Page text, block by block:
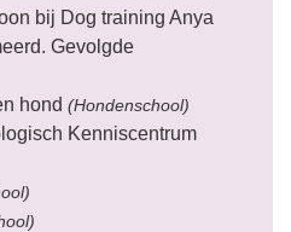
bij Dog training Anya
Gevolgde
hond (Hondenschool)
Kenniscentrum